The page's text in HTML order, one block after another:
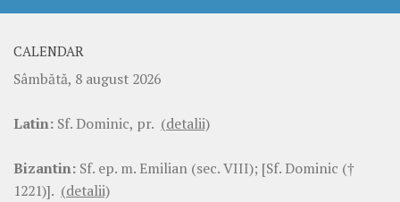
CALENDAR
Sâmbătă, 8 august 2026
Latin: Sf. Dominic, pr. (detalii)
Bizantin: Sf. ep. m. Emilian (sec. VIII); [Sf. Dominic (†
1221)]. (detalii)